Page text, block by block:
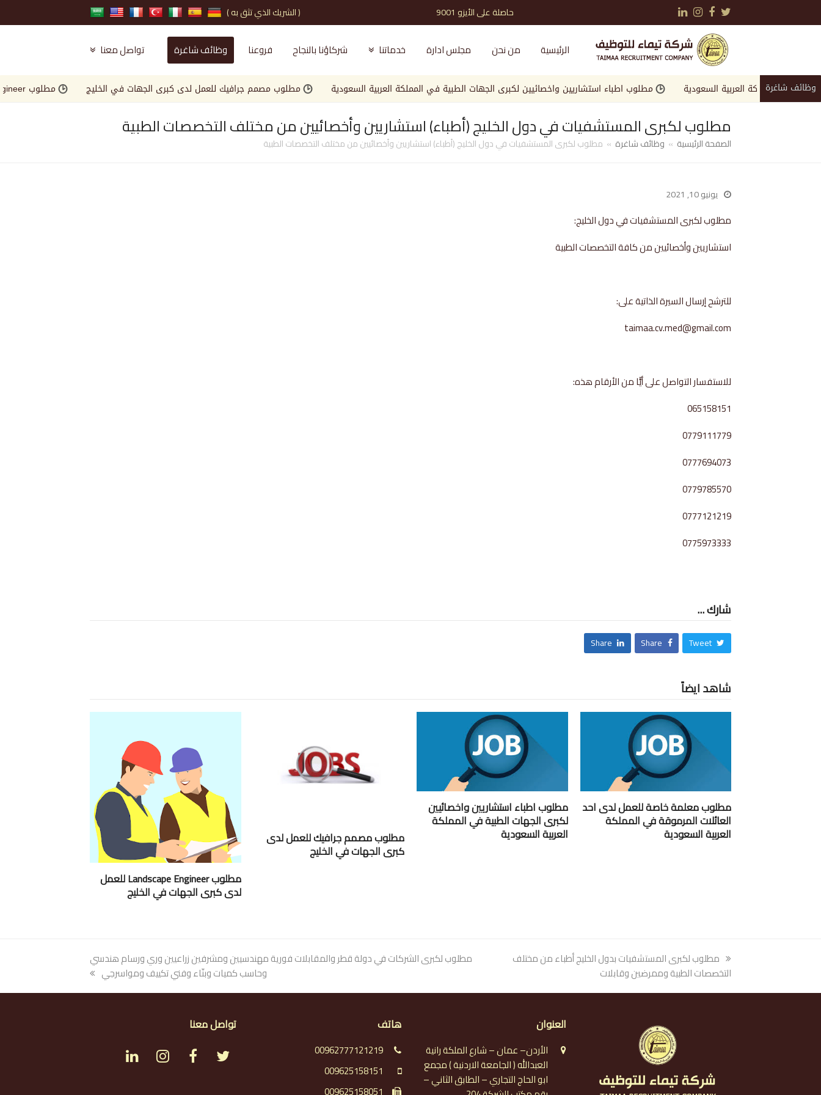
Twitter
Facebook
Instagram حاصلة على الأيزو 9001 ( الشريك الذي تثق به )
الرئيسية من نحن مجلس ادارة خدماتنا شركاؤنا بالنجاح فروعنا وظائف شاغرة تواصل معنا
وظائف شاغرة
المملكة العربية السعودية مطلوب اطباء استشاريين واخصائيين لكبرى الجهات الطبية في المملكة العربية السعودية مطلوب مصمم جرافيك للعمل لدى كبرى الجهات في الخليج مطلوب Landscape Engineer للعمل لدى كبرى الجهات في الخليج
مطلوب لكبرى المستشفيات في دول الخليج (أطباء) استشاريين وأخصائيين من مختلف التخصصات الطبية
الصفحة الرئيسية » وظائف شاغرة » مطلوب لكبرى المستشفيات في دول الخليج (أطباء) استشاريين وأخصائيين من مختلف التخصصات الطبية
يونيو 10, 2021
مطلوب لكبرى المستشفيات في دول الخليج:
استشاريين وأخصائيين من كافة التخصصات الطبية
للترشح إرسال السيرة الذاتية على:
taimaa.cv.med@gmail.com
للاستفسار التواصل على أيًّا من الأرقام هذه:
065158151
0779111779
0777694073
0779785570
0777121219
0775973333
شارك ...
Tweet
Share
Share
شاهد ايضاً
مطلوب معلمة خاصة للعمل لدى احد
العائلات المرموقة في المملكة
العربية السعودية
مطلوب اطباء استشاريين واخصائيين
لكبرى الجهات الطبية في المملكة
العربية السعودية مطلوب مصمم جرافيك للعمل لدى
كبرى الجهات في الخليج
مطلوب Landscape Engineer للعمل
لدى كبرى الجهات في الخليج
previous
post:
مطلوب لكبرى المستشفيات بدول الخليج أطباء من مختلف
التخصصات الطبية وممرضين وقابلات
next
مطلوب لكبرى الشركات في دولة قطر والمقابلات فورية مهندسيين ومشرفين زراعيين وري ورسام هندسي
وحاسب كميات وبنّاء وفني تكييف ومواسرجي
العنوان
الأردن– عمان – شارع الملكة رانية
العبدالله ( الجامعة الاردنية ) مجمع
ابو الحاج التجاري – الطابق الثاني –
هاتف
00962777121219
009625158151
تواصل معنا
L